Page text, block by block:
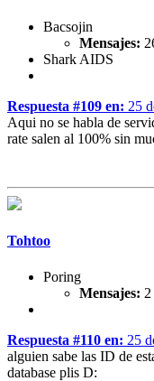
Bacsojin
Mensajes:
Shark AIDS
Respuesta #109 en: 25
Aqui no se habla de
rate salen al 100% sin
Tohtoo
Poring
Mensajes: 2
Respuesta #110 en: 25
alguien sabe las ID de
database plis D: